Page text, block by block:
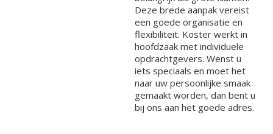
Deze brede aanpak vereist
een goede organisatie en
flexibiliteit. Koster werkt in
hoofdzaak met individuele
opdrachtgevers. Wenst u
iets speciaals en moet het
naar uw persoonlijke smaak
gemaakt worden, dan bent u
bij ons aan het goede adres.